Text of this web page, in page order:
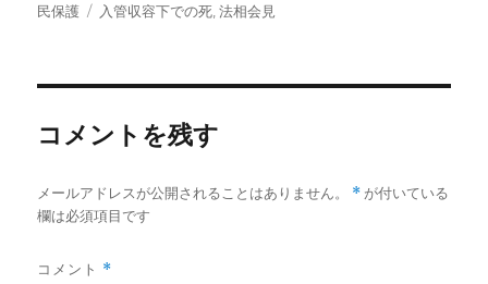
稿
稿
民保護
タ
入管収容下での死 ,法相会見
コメントを残す
メールアドレスが公開されることはありません。 * が付いている
欄は必須項目です
コメント *